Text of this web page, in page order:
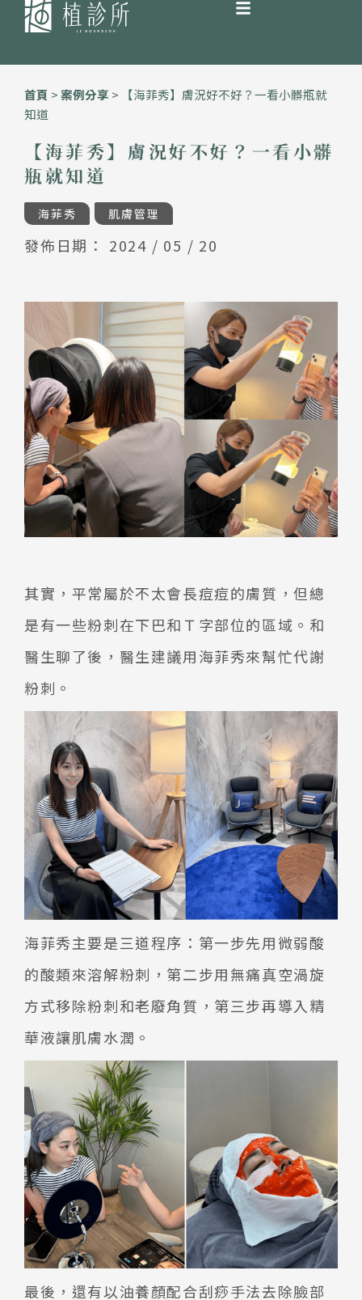
首頁 >案例分享 >
【海菲秀】膚況好不好？一看小髒瓶就
知道
【海菲秀】膚況好不好？一看小髒
瓶就知道
海菲秀 肌膚管理
發佈日期： 2024 / 05 / 20
其實，平常屬於不太會長痘痘的膚質，但總
是有一些粉刺在下巴和Ｔ字部位的區域。和
醫生聊了後，醫生建議用海菲秀來幫忙代謝
粉刺。
海菲秀主要是三道程序：第一步先用微弱酸
的酸類來溶解粉刺，第二步用無痛真空渦旋
方式移除粉刺和老廢角質，第三步再導入精
華液讓肌膚水潤。
最後，還有以油養顏配合刮痧手法去除臉部